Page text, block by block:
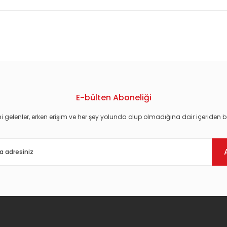
E-bülten Aboneliği
gelenler, erken erişim ve her şey yolunda olup olmadığına dair içeriden